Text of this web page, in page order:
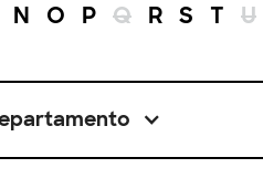
N O P Q R S T U